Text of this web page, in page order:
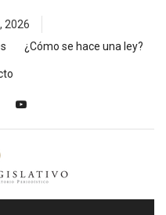
2026
¿Cómo se hace una ley?